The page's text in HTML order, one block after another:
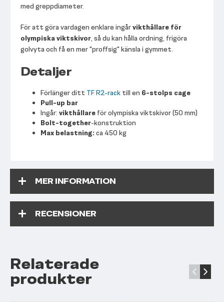
med greppdiameter.
För att göra vardagen enklare ingårvikthållare för
olympiska viktskivor, så du kan hålla ordning, frigöra
golvyta och få en mer "proffsig" känsla i gymmet.
Detaljer
Förlänger ditt TF R2-rack till en 6-stolps cage
Pull-up bar
Ingår: vikthållare för olympiska viktskivor (50 mm)
Bolt-together-konstruktion
Max belastning: ca 450 kg
MER INFORMATION
RECENSIONER
Relaterade
produkter ‹ ›